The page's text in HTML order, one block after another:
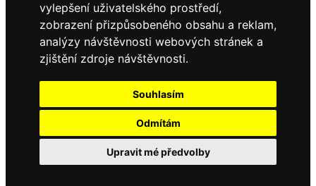
vylepšení uživatelského prostředí,
zobrazení přizpůsobeného obsahu a reklam,
analýzy návštěvnosti webových stránek a
zjištění zdroje návštěvnosti.
Souhlasím
Odmítám
Upravit mé předvolby